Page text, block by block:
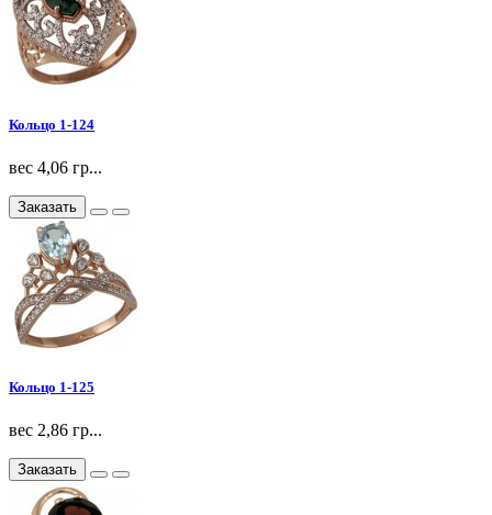
Кольцо 1-124
вес 4,06 гр...
Заказать
Кольцо 1-125
вес 2,86 гр...
Заказать